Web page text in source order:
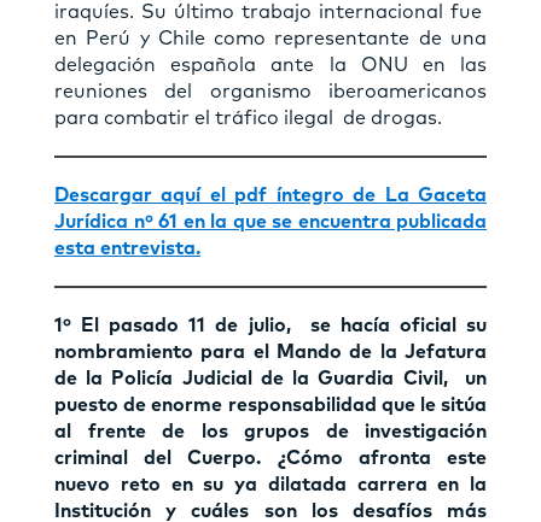
iraquíes. Su último trabajo internacional fue
en Perú y Chile como representante de una
delegación española ante la ONU en las
reuniones del organismo iberoamericanos
para combatir el tráfico ilegal de drogas.
Descargar aquí el pdf íntegro de La Gaceta
Jurídica nº 61 en la que se encuentra publicada
esta entrevista.
1º El pasado 11 de julio, se hacía oficial su
nombramiento para el Mando de la Jefatura
de la Policía Judicial de la Guardia Civil, un
puesto de enorme responsabilidad que le sitúa
al frente de los grupos de investigación
criminal del Cuerpo. ¿Cómo afronta este
nuevo reto en su ya dilatada carrera en la
Institución y cuáles son los desafíos más